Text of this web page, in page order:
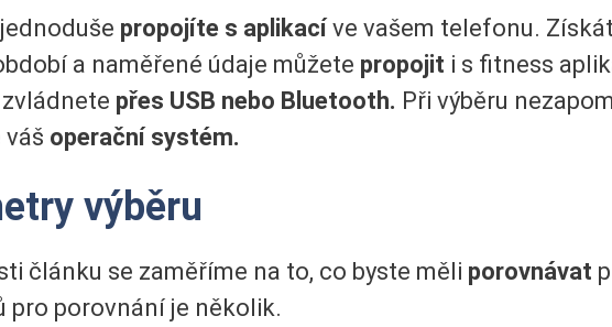
propojíte s aplikacíve vašem telefonu.
a naměřené údaje můžete propojit i s fitness
přes USB nebo Bluetooth. Při výběru
váš operační systém.
výběru
článku se zaměříme na to, co byste měli porovnávat
pro porovnání je několik.